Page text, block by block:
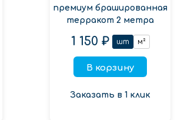
премиум брашированная
терракот 2 метра
1 150 ₽ шт м²
В корзину
Заказать в 1 клик